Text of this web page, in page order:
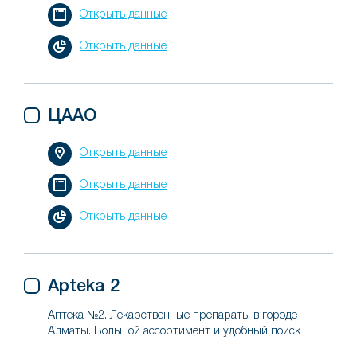
Открыть данные
Открыть данные
ЦААО
Открыть данные
Открыть данные
Открыть данные
Apteka 2
Аптека №2. Лекарственные препараты в городе
Алматы. Большой ассортимент и удобный поиск